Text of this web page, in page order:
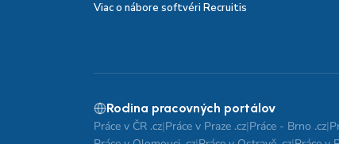
Viac o nábore softvéri Recruitis
Rodina pracovných portálov
Práce v ČR .cz|Práce v Praze .cz|Práce - Brno .cz|